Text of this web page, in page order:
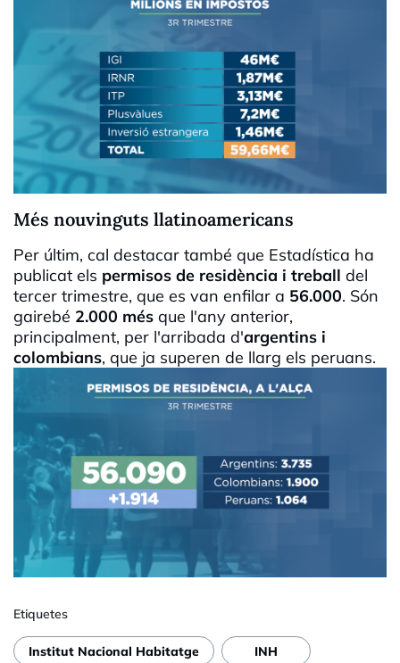
Més nouvinguts llatinoamericans
Per últim, cal destacar també que Estadística ha
publicat els permisos de residència i treball del
tercer trimestre, que es van enfilar a 56.000. Són
gairebé 2.000 més que l'any anterior,
principalment, per l'arribada d'argentins i
colombians, que ja superen de llarg els peruans.
Etiquetes
Institut Nacional Habitatge
INH